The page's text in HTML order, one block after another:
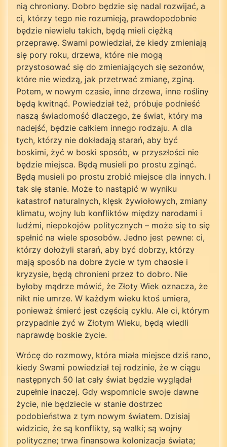
nią chroniony. Dobro będzie się nadal rozwijać, a
ci, którzy tego nie rozumieją, prawdopodobnie
będzie niewielu takich, będą mieli ciężką
przeprawę. Swami powiedział, że kiedy zmieniają
się pory roku, drzewa, które nie mogą
przystosować się do zmieniających się sezonów,
które nie wiedzą, jak przetrwać zmianę, zginą.
Potem, w nowym czasie, inne drzewa, inne rośliny
będą kwitnąć. Powiedział też, próbuje podnieść
naszą świadomość dlaczego, że świat, który ma
nadejść, będzie całkiem innego rodzaju. A dla
tych, którzy nie dokładają starań, aby być
boskimi, żyć w boski sposób, w przyszłości nie
będzie miejsca. Będą musieli po prostu zginąć.
Będą musieli po prostu zrobić miejsce dla innych. I
tak się stanie. Może to nastąpić w wyniku
katastrof naturalnych, klęsk żywiołowych, zmiany
klimatu, wojny lub konfliktów między narodami i
ludźmi, niepokojów politycznych – może się to się
spełnić na wiele sposobów. Jedno jest pewne: ci,
którzy dołożyli starań, aby być dobrzy, którzy
mają sposób na dobre życie w tym chaosie i
kryzysie, będą chronieni przez to dobro. Nie
byłoby mądrze mówić, że Złoty Wiek oznacza, że
nikt nie umrze. W każdym wieku ktoś umiera,
ponieważ śmierć jest częścią cyklu. Ale ci, którym
przypadnie żyć w Złotym Wieku, będą wiedli
naprawdę boskie życie.
Wrócę do rozmowy, która miała miejsce dziś rano,
kiedy Swami powiedział tej rodzinie, że w ciągu
następnych 50 lat cały świat będzie wyglądał
zupełnie inaczej. Gdy wspomnicie swoje dawne
życie, nie będziecie w stanie dostrzec
podobieństwa z tym nowym światem. Dzisiaj
widzicie, że są konflikty, są walki; są wojny
polityczne; trwa finansowa kolonizacja świata;